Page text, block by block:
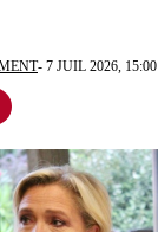
- 7 JUIL 2026, 15:00